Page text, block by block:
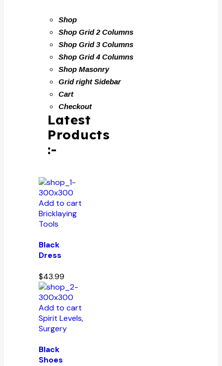
Shop
Shop Grid 2 Columns
Shop Grid 3 Columns
Shop Grid 4 Columns
Shop Masonry
Grid right Sidebar
Cart
Checkout
Latest
Products
:-
Add to cart
Bricklaying
Tools
Black
Dress
$43.99
Add to cart
Spirit Levels,
Surgery
Black
Shoes